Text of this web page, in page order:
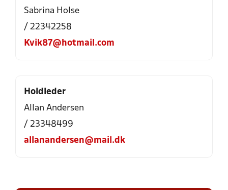
Sabrina Holse
/ 22342258
Kvik87@hotmail.com
Holdleder
Allan Andersen
/ 23348499
allanandersen@mail.dk